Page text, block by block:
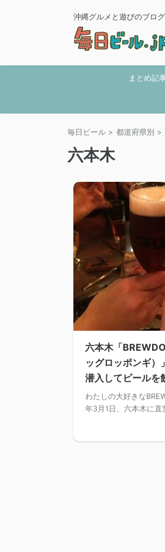
沖縄グルメと遊びのブログ
まとめ記
毎日ビール > 都道府県別 >
六本木
六本木「
ッグロッポンギ）
潜入してビールを
わたしの大好きな
年3月1日、六本木に直